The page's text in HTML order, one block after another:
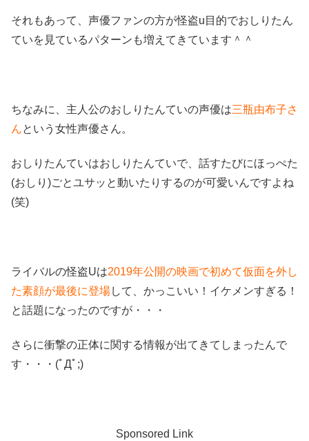
それもあって、声優ファンの方が怪盗u目的でおしりたん
ていを見ているパターンも増えてきています＾＾
ちなみに、主人公のおしりたんていの声優は三瓶由布子さ
んという女性声優さん。
おしりたんていはおしりたんていで、話すたびにほっぺた
(おしり)ごとユサッと動いたりするのが可愛いんですよね
(笑)
ライバルの怪盗Uは2019年公開の映画で初めて仮面を外し
た素顔が最後に登場して、かっこいい！イケメンすぎる！
と話題になったのですが・・・
さらに衝撃の正体に関する情報が出てきてしまったんで
す・・・(ﾟДﾟ;)
Sponsored Link